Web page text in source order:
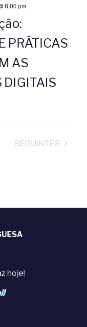
PRÁTICAS
AS
DIGITAIS
8:00 pm
EVENTOS
SEGUINTES
hoje!